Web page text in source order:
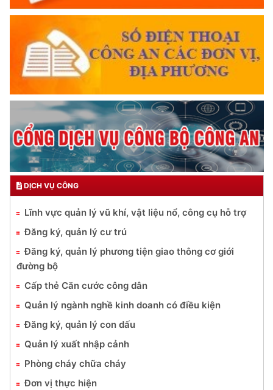
DỊCH VỤ CÔNG
Lĩnh vực quản lý vũ khí, vật liệu nổ, công cụ hỗ trợ
Đăng ký, quản lý cư trú
Đăng ký, quản lý phương tiện giao thông cơ giới
đường bộ
Cấp thẻ Căn cước công dân
Quản lý ngành nghề kinh doanh có điều kiện
Đăng ký, quản lý con dấu
Quản lý xuất nhập cảnh
Phòng cháy chữa cháy
Đơn vị thực hiện